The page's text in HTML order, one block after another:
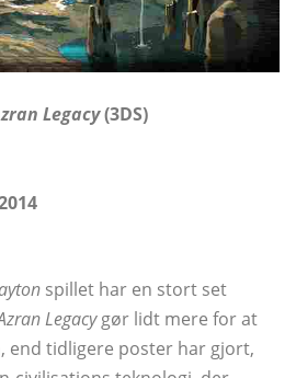
Legacy(3DS)
spillet har en stort set
Legacygør lidt mere for at
end tidligere poster har gjort,